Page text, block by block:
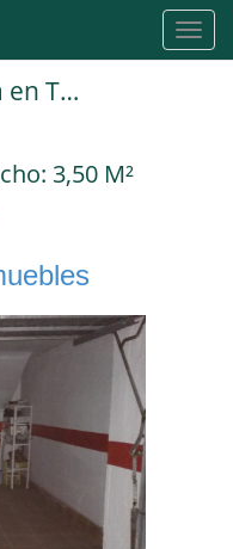
Plaza de garaje en Venta en Torrevieja en Navegantes
3,50 M²